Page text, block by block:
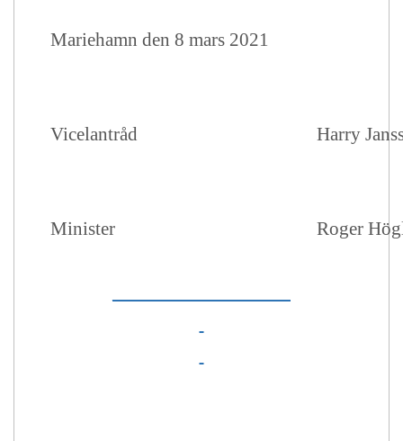
Mariehamn den 8 mars 2021
Vicelantråd Harry
Minister Roger